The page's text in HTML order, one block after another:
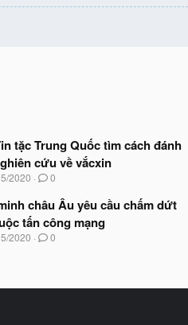
tặc Trung Quốc tìm cách đánh
cứu về vắcxin
2020 0
châu Âu yêu cầu chấm dứt
tấn công mạng
2020 0